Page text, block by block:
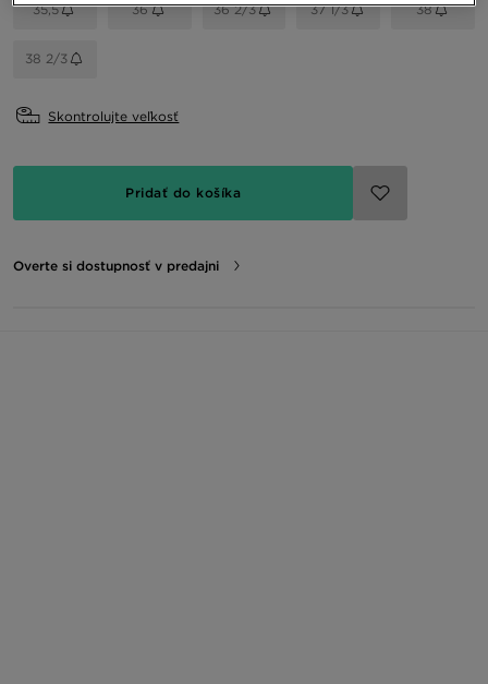
35,5 36 36 2/3 37 1/3 38
38 2/3
Skontrolujte veľkosť
Pridať do košíka
Overte si dostupnosť v predajni